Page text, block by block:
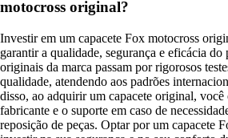
motocross original?
Investir em um capacete Fox motocross
garantir a qualidade, segurança e eficácia do
originais da marca passam por rigorosos
qualidade, atendendo aos padrões
disso, ao adquirir um capacete original,
fabricante e o suporte em caso de
reposição de peças. Optar por um capacete